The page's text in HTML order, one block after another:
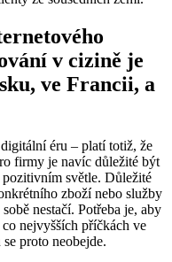
v cizině je
ve Francii, a
éru – platí totiž, že
firmy je navíc důležité být
světle. Důležité
zboží nebo služby
nestačí. Potřeba je, aby
nejvyšších příčkách ve
proto neobejde.